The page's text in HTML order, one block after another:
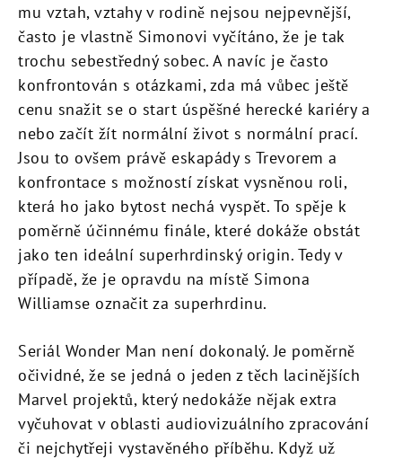
mu vztah, vztahy v rodině nejsou nejpevnější,
často je vlastně Simonovi vyčítáno, že je tak
trochu sebestředný sobec. A navíc je často
konfrontován s otázkami, zda má vůbec ještě
cenu snažit se o start úspěšné herecké kariéry a
nebo začít žít normální život s normální prací.
Jsou to ovšem právě eskapády s Trevorem a
konfrontace s možností získat vysněnou roli,
která ho jako bytost nechá vyspět. To spěje k
poměrně účinnému finále, které dokáže obstát
jako ten ideální superhrdinský origin. Tedy v
případě, že je opravdu na místě Simona
Williamse označit za superhrdinu.
Seriál Wonder Man není dokonalý. Je poměrně
očividné, že se jedná o jeden z těch lacinějších
Marvel projektů, který nedokáže nějak extra
vyčuhovat v oblasti audiovizuálního zpracování
či nejchytřeji vystavěného příběhu. Když už